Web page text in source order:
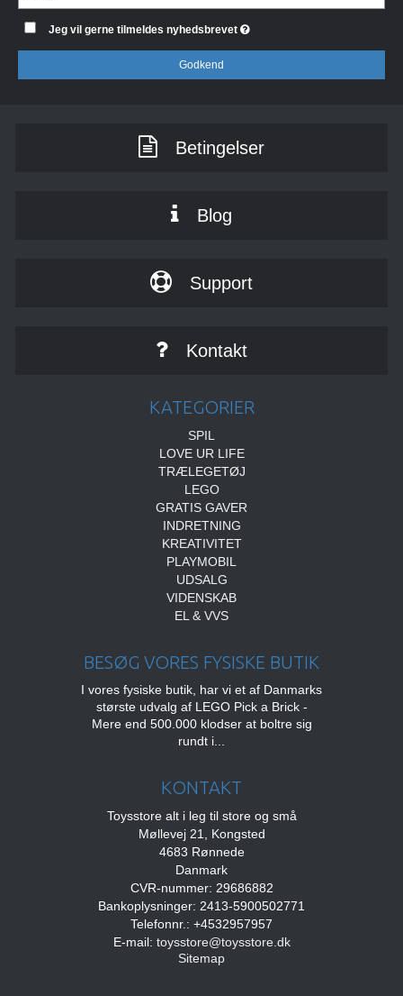
Jeg vil gerne tilmeldes nyhedsbrevet
Godkend
Betingelser
Blog
Support
Kontakt
KATEGORIER
SPIL
LOVE UR LIFE
TRÆLEGETØJ
LEGO
GRATIS GAVER
INDRETNING
KREATIVITET
PLAYMOBIL
UDSALG
VIDENSKAB
EL & VVS
BESØG VORES FYSISKE BUTIK
I vores fysiske butik, har vi et af Danmarks
største udvalg af LEGO Pick a Brick -
Mere end 500.000 klodser at boltre sig
rundt i...
KONTAKT
Toysstore alt i leg til store og små
Møllevej 21, Kongsted
4683 Rønnede
Danmark
CVR-nummer: 29686882
Bankoplysninger: 2413-5900502771
Telefonnr.: +4532957957
E-mail: toysstore@toysstore.dk
Sitemap